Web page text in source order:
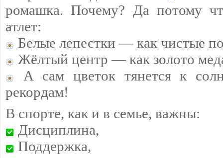
ромашка. Почему? Да потому
атлет:
Белые лепестки — как чистые
Жёлтый центр — как золото
А сам цветок тянется к
рекордам!
В спорте, как и в семье, важны:
Дисциплина,
Поддержка,